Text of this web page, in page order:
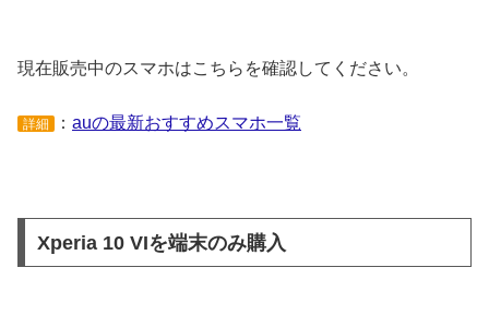
現在販売中のスマホはこちらを確認してください。
詳細 ： auの最新おすすめスマホ一覧
Xperia 10 VIを端末のみ購入